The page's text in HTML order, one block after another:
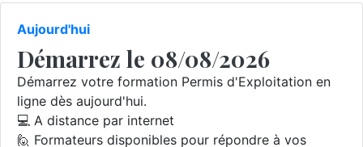
Aujourd'hui
Démarrez le 08/08/2026
Démarrez votre formation Permis d'Exploitation en
ligne dès aujourd'hui.
💻 A distance par internet
🙋 Formateurs disponibles pour répondre à vos